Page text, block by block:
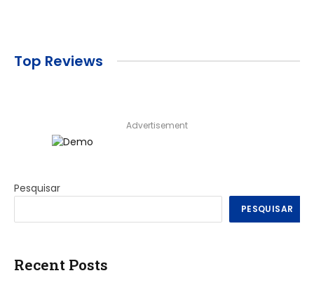
Top Reviews
Advertisement
Pesquisar
PESQUISAR
Recent Posts